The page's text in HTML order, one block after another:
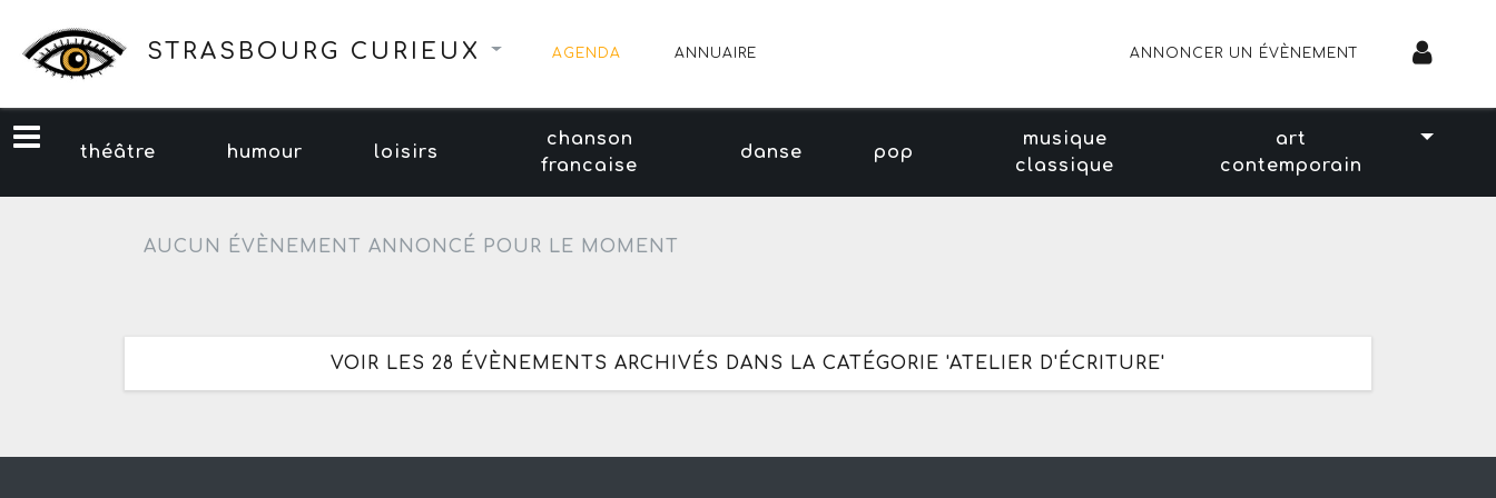
STRASBOURG CURIEUX AGENDA ANNUAIRE ANNONCER UN ÉVÈNEMENT
théâtre humour loisirs
chanson
francaise
danse pop
musique
classique
art
contemporain
AUCUN ÉVÈNEMENT ANNONCÉ POUR LE MOMENT
VOIR LES 28 ÉVÈNEMENTS ARCHIVÉS DANS LA CATÉGORIE 'ATELIER D'ÉCRITURE'